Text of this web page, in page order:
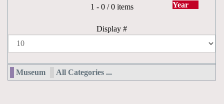
Year
Pagination List Limit
1 - 0 / 0 items
Display #
Museum All Categories ...